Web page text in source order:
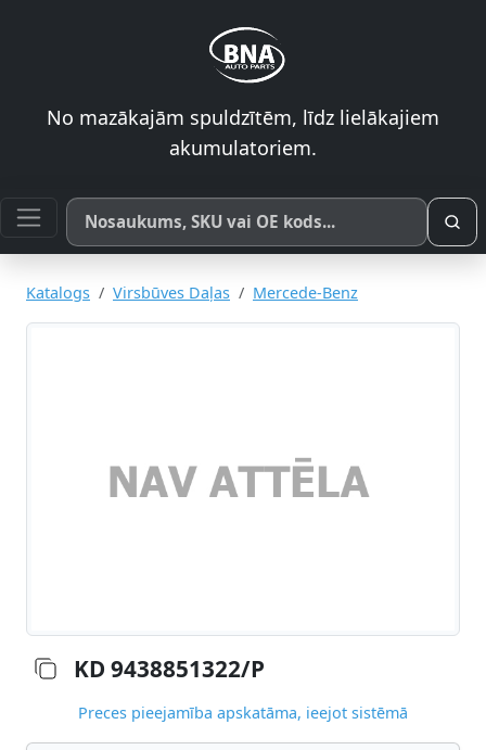
No mazākajām spuldzītēm, līdz lielākajiem
akumulatoriem.
Meklēt pēc produkta nosaukuma, SKU vai OE koda
Katalogs Virsbūves Daļas Mercede-Benz
KD 9438851322/P
Preces pieejamība apskatāma, ieejot sistēmā